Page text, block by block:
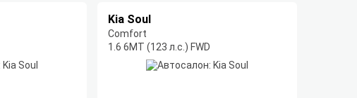
Kia Soul
Comfort
1.6 6МТ (123 л.с.) FWD